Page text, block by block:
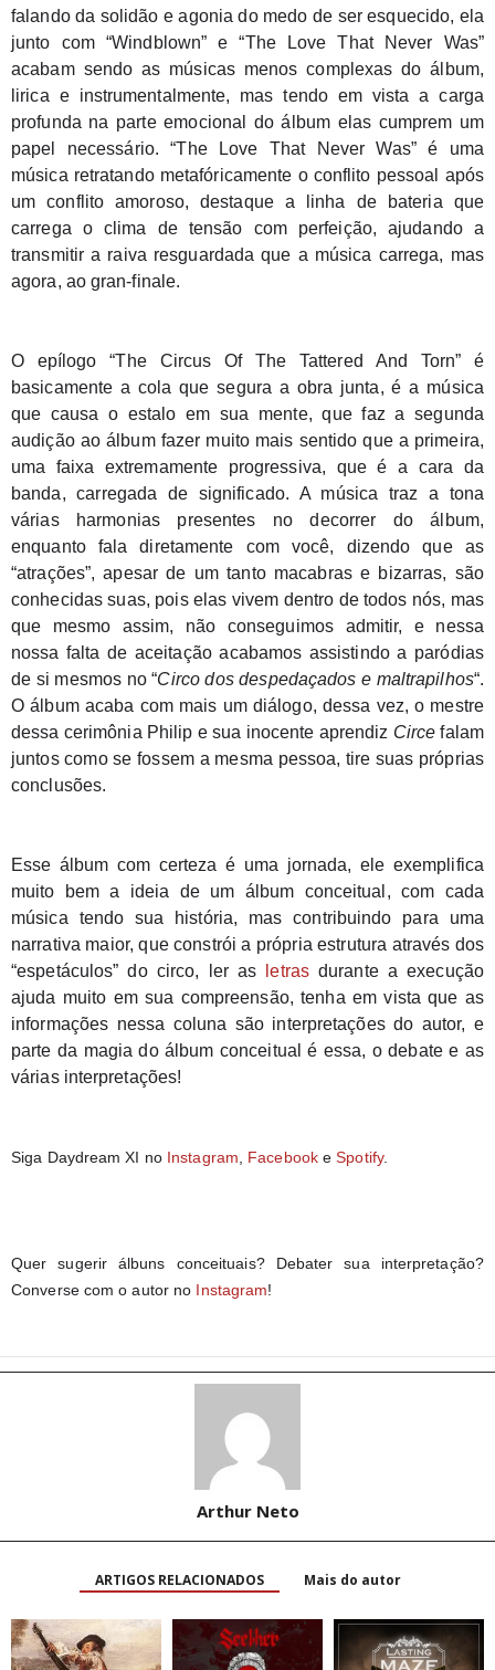
falando da solidão e agonia do medo de ser esquecido, ela
junto com “Windblown” e “The Love That Never Was”
acabam sendo as músicas menos complexas do álbum,
lirica e instrumentalmente, mas tendo em vista a carga
profunda na parte emocional do álbum elas cumprem um
papel necessário. “The Love That Never Was” é uma
música retratando metafóricamente o conflito pessoal após
um conflito amoroso, destaque a linha de bateria que
carrega o clima de tensão com perfeição, ajudando a
transmitir a raiva resguardada que a música carrega, mas
agora, ao gran-finale.
O epílogo “The Circus Of The Tattered And Torn” é
basicamente a cola que segura a obra junta, é a música
que causa o estalo em sua mente, que faz a segunda
audição ao álbum fazer muito mais sentido que a primeira,
uma faixa extremamente progressiva, que é a cara da
banda, carregada de significado. A música traz a tona
várias harmonias presentes no decorrer do álbum,
enquanto fala diretamente com você, dizendo que as
“atrações”, apesar de um tanto macabras e bizarras, são
conhecidas suas, pois elas vivem dentro de todos nós, mas
que mesmo assim, não conseguimos admitir, e nessa
nossa falta de aceitação acabamos assistindo a paródias
de si mesmos no “Circo dos despedaçados e maltrapilhos“.
O álbum acaba com mais um diálogo, dessa vez, o mestre
dessa cerimônia Philip e sua inocente aprendiz Circe falam
juntos como se fossem a mesma pessoa, tire suas próprias
conclusões.
Esse álbum com certeza é uma jornada, ele exemplifica
muito bem a ideia de um álbum conceitual, com cada
música tendo sua história, mas contribuindo para uma
narrativa maior, que constrói a própria estrutura através dos
“espetáculos” do circo, ler as
letras durante a execução
ajuda muito em sua compreensão, tenha em vista que as
informações nessa coluna são interpretações do autor, e
parte da magia do álbum conceitual é essa, o debate e as
várias interpretações!
Siga Daydream XI no Instagram Facebook e Spotify.
Quer sugerir álbuns conceituais? Debater sua interpretação?
Converse com o autor no Instagram!
Arthur Neto
ARTIGOS RELACIONADOS Mais do autor